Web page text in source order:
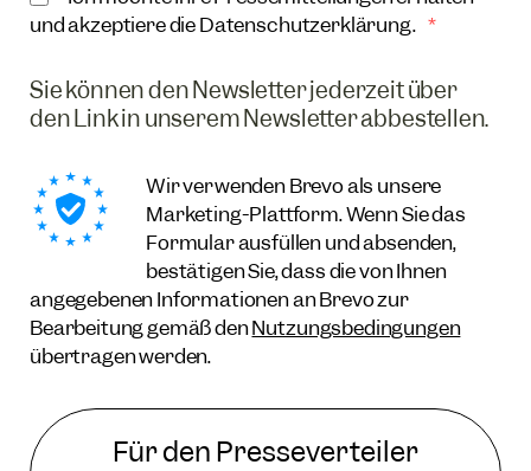
und akzeptiere die Datenschutzerklärung.
Sie können den Newsletter jederzeit über
den Link in unserem Newsletter abbestellen.
Wir verwenden Brevo als unsere
Marketing-Plattform. Wenn Sie das
Formular ausfüllen und absenden,
bestätigen Sie, dass die von Ihnen
angegebenen Informationen an Brevo zur
Bearbeitung gemäß denNutzungsbedingungen
übertragen werden.
Für den Presseverteiler